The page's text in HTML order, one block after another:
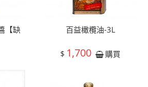
【缺
百益橄欖油-3L
$ 1,700 購買